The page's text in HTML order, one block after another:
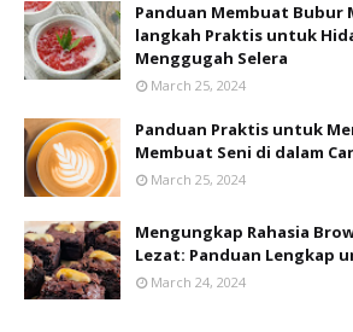
Panduan Membuat Bubur
langkah Praktis untuk
Menggugah Selera
March 25, 2024
Panduan Praktis untuk
Membuat Seni di dalam
March 25, 2024
Mengungkap Rahasia
Lezat: Panduan Lengkap
March 24, 2024